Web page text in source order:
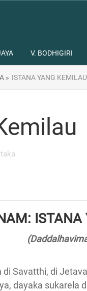
V. BODHIGIRI
» ISTANA YANG KEMILAU
Savatthi, di
dayaka sukarela